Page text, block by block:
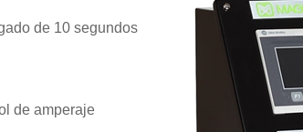
de 10 segundos
de amperaje